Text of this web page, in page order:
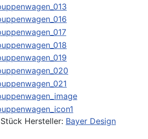
Hersteller: Bayer Design